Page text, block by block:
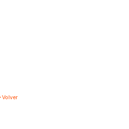
Volver